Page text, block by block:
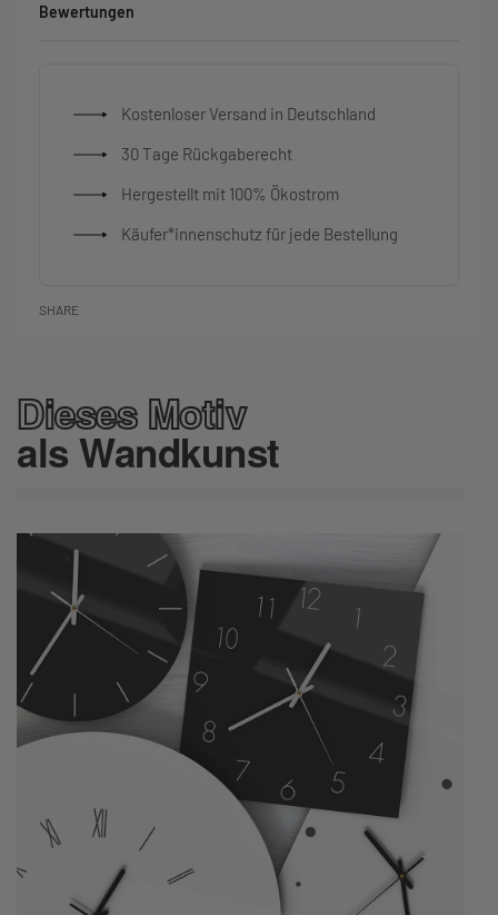
Bewertungen
Kostenloser Versand in Deutschland
30 Tage Rückgaberecht
Hergestellt mit 100% Ökostrom
Käufer*innenschutz für jede Bestellung
SHARE
Dieses Motiv
als Wandkunst